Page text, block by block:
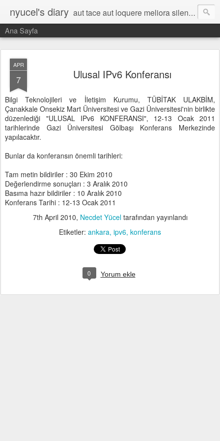
nyucel's diary aut tace aut loquere meliora silentio
Ana Sayfa
APR
7 Ulusal IPv6 Konferansı
Bilgi Teknolojileri ve İletişim Kurumu, TÜBİTAK ULAKBİM,
Çanakkale Onsekiz Mart Üniversitesi ve Gazi Üniversitesi'nin birlikte
düzenlediği "ULUSAL IPv6 KONFERANSI", 12-13 Ocak 2011
tarihlerinde Gazi Üniversitesi Gölbaşı Konferans Merkezinde
yapılacaktır.
Bunlar da konferansın önemli tarihleri:
Tam metin bildiriler : 30 Ekim 2010
Değerlendirme sonuçları : 3 Aralık 2010
Basıma hazır bildiriler : 10 Aralık 2010
Konferans Tarihi : 12-13 Ocak 2011
7th April 2010, Necdet Yüceltarafından yayınlandı
Etiketler: ankara ipv6 konferans
0 Yorum ekle